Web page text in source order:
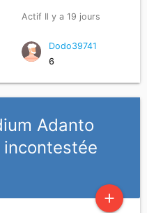
d'argent je
qui servira à octroyer
à court moyens et
2.000 euros à
moi via
Actif Il y a 19 jours
Dodo39741
6
Adanto
add